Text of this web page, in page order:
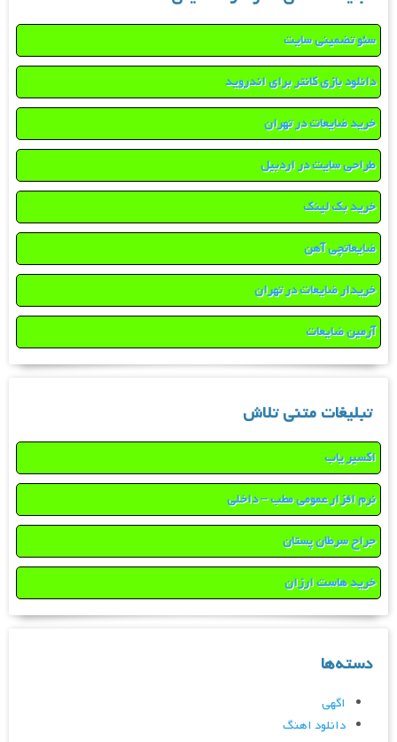
سئو تضمینی سایت
دانلود بازی کانتر برای اندروید
خرید ضایعات در تهران
طراحی سایت در اردبیل
خرید بک لینک
ضایعاتچی آهن
خریدار ضایعات در تهران
آرمین ضایعات
تبلیغات متنی تلاش
اکسیر یاب
نرم افزار عمومی مطب – داخلی
جراح سرطان پستان
خرید هاست ارزان
دسته‌ها
اگهی
دانلود اهنگ